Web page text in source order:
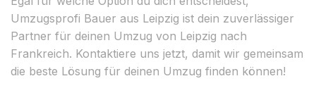
Umzugsprofi Bauer aus Leipzig ist dein zuverlässiger
Partner für deinen Umzug von Leipzig nach
Frankreich. Kontaktiere uns jetzt, damit wir gemeinsam
die beste Lösung für deinen Umzug finden können!